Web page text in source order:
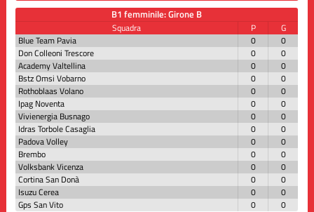
B1 femminile: Girone B
Squadra P
G
Blue Team Pavia
0
0
Don Colleoni Trescore
0
0
Academy Valtellina
0
0
Bstz Omsi Vobarno
0
0
Rothoblaas Volano
0
0
Ipag Noventa
0
0
Vivienergia Busnago
0
0
Idras Torbole Casaglia
0
0
Padova Volley
0
0
Brembo
0
0
Volksbank Vicenza
0
0
Cortina San Donà
0
0
Isuzu Cerea
0
0
Gps San Vito
0 0